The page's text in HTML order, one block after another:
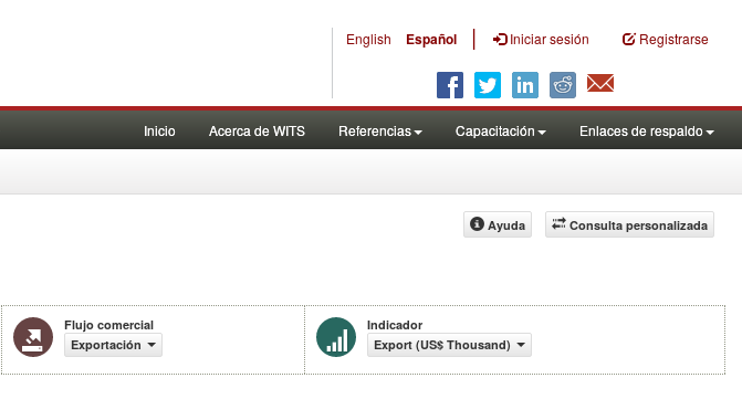
English Español | Iniciar sesión Registrarse
Inicio Acerca de WITS Referencias Capacitación Enlaces de respaldo
Consulta personalizada
Ayuda
Flujo comercial
Exportación
Indicador
Export (US$ Thousand)